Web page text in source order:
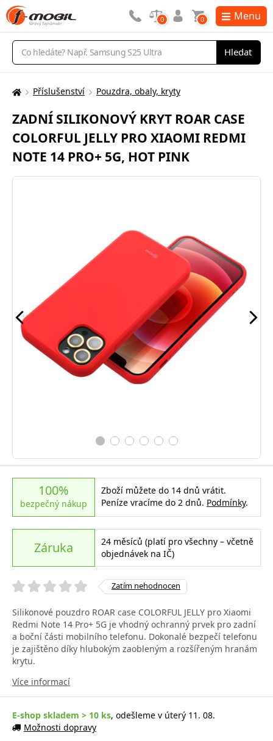
Vyhledávání
Hledat
0 0 Menu
Zde
nacházíte:
Příslušenství Pouzdra, obaly, kryty
ZADNÍ SILIKONOVÝ KRYT ROAR CASE
COLORFUL JELLY PRO XIAOMI REDMI
NOTE 14 PRO+ 5G, HOT PINK
100%
bezpečný nákup
Zboží můžete do 14 dnů vrátit.
Peníze vracíme do 2 dnů. Podmínky.
Záruka
24 měsíců (platí pro všechny – včetně
objednávek na IČ)
Zatím nehodnocen
Silikonové pouzdro ROAR case COLORFUL JELLY pro Xiaomi
Redmi Note 14 Pro+ 5G je vhodný ochranný prvek pro zadní
a boční části mobilního telefonu. Dokonalé bezpečí telefonu
je zajištěno díky hlubokým zaobleným a rozšířeným hranám
krytu.
Více informací
E-shop skladem > 10 ks, odešleme v úterý 11. 08.
Možnosti dopravy